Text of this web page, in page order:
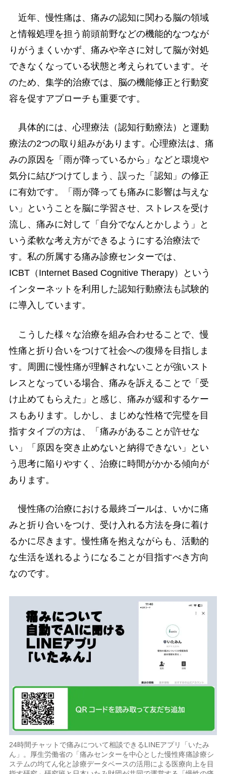
近年、慢性痛は、痛みの認知に関わる脳の領域
と情報処理を担う前頭前野などの機能的なつなが
りがうまくいかず、痛みや辛さに対して脳が対処
できなくなっている状態と考えられています。そ
のため、集学的治療では、脳の機能修正と行動変
容を促すアプローチも重要です。
具体的には、心理療法（認知行動療法）と運動
療法の2つの取り組みがあります。心理療法は、痛
みの原因を「雨が降っているから」などと環境や
気分に結びつけてしまう、誤った「認知」の修正
に有効です。「雨が降っても痛みに影響は与えな
い」ということを脳に学習させ、ストレスを受け
流し、痛みに対して「自分でなんとかしよう」と
いう柔軟な考え方ができるようにする治療法で
す。私の所属する痛み診療センターでは、
ICBT（Internet Based Cognitive Therapy）という
インターネットを利用した認知行動療法も試験的
に導入しています。
こうした様々な治療を組み合わせることで、慢
性痛と折り合いをつけて社会への復帰を目指しま
す。周囲に慢性痛が理解されないことが強いスト
レスとなっている場合、痛みを訴えることで「受
け止めてもらえた」と感じ、痛みが緩和するケー
スもあります。しかし、まじめな性格で完璧を目
指すタイプの方は、「痛みがあることが許せな
い」「原因を突き止めないと納得できない」とい
う思考に陥りやすく、治療に時間がかかる傾向が
あります。
慢性痛の治療における最終ゴールは、いかに痛
みと折り合いをつけ、受け入れる方法を身に着け
るかに尽きます。慢性痛を抱えながらも、活動的
な生活を送れるようになることが目指すべき方向
なのです。
24時間チャットで痛みについて相談できるLINEアプリ「いたみ
ん」。厚生労働省の「痛みセンターを中心とした慢性疼痛診療シ
ステムの均てん化と診療データベースの活用による医療向上を目